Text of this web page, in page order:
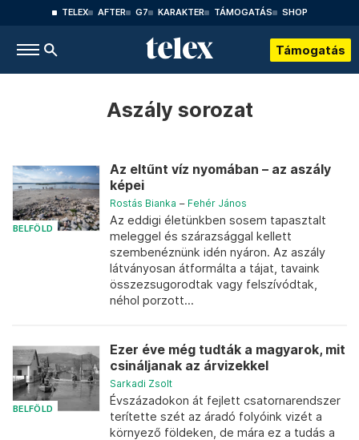
TELEX AFTER G7 KARAKTER TÁMOGATÁS SHOP
Támogatás
Aszály sorozat
BELFÖLD
Az eltűnt víz nyomában – az aszály
képei
Rostás Bianka – Fehér János
Az eddigi életünkben sosem tapasztalt
meleggel és szárazsággal kellett
szembenéznünk idén nyáron. Az aszály
látványosan átformálta a tájat, tavaink
összezsugorodtak vagy felszívódtak,
néhol porzott...
BELFÖLD
Ezer éve még tudták a magyarok, mit
csináljanak az árvizekkel
Sarkadi Zsolt
Évszázadokon át fejlett csatornarendszer
terítette szét az áradó folyóink vizét a
környező földeken, de mára ez a tudás a